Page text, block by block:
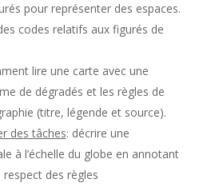
pour représenter des espaces.
codes relatifs aux figurés de
lire une carte avec une
de dégradés et les règles de
(titre, légende et source).
des tâches: décrire une
à l’échelle du globe en annotant
des règles